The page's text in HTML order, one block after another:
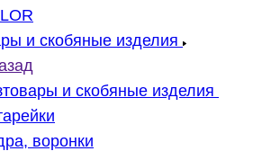
и скобяные изделия
и скобяные изделия
воронки